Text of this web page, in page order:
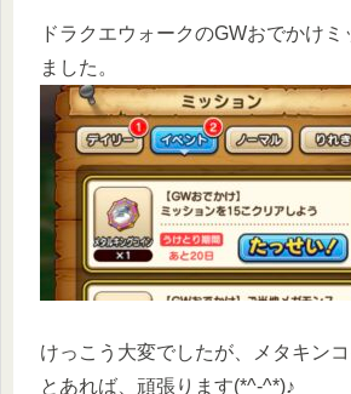
ドラクエウォークのGWおでかけ
ました。
けっこう大変でしたが、メタキン
とあれば、頑張ります(*^-^*)♪